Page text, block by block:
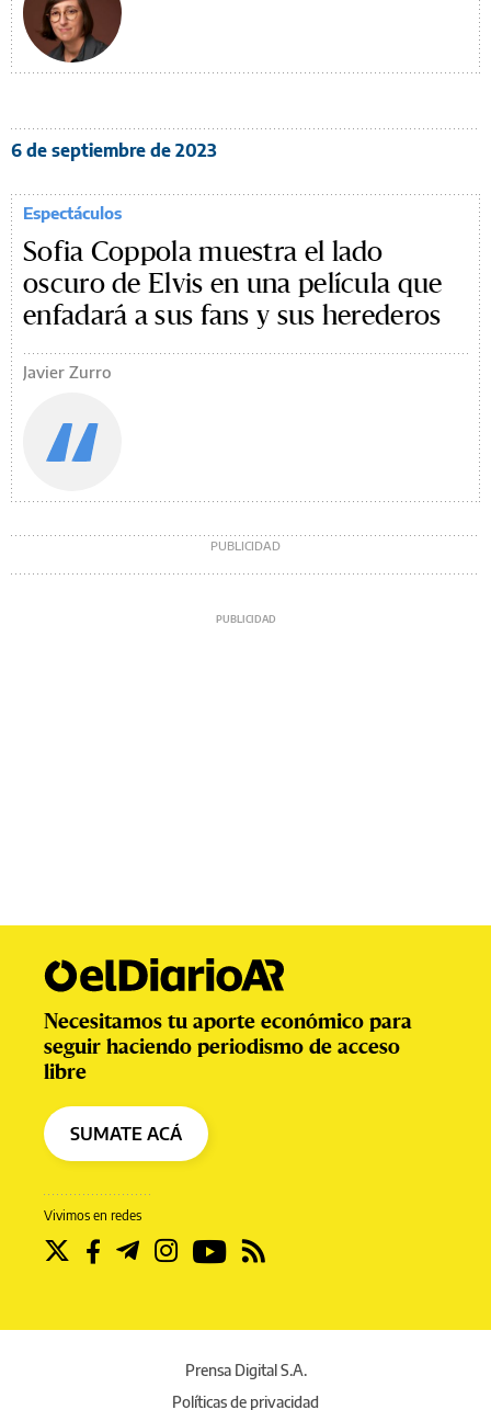
6 de septiembre de 2023
Espectáculos
Sofia Coppola muestra el lado
oscuro de Elvis en una película que
enfadará a sus fans y sus herederos
Javier Zurro
Vivimos en redes
Necesitamos tu aporte económico para
seguir haciendo periodismo de acceso
libre
SUMATE ACÁ
Prensa Digital S.A.
Políticas de privacidad